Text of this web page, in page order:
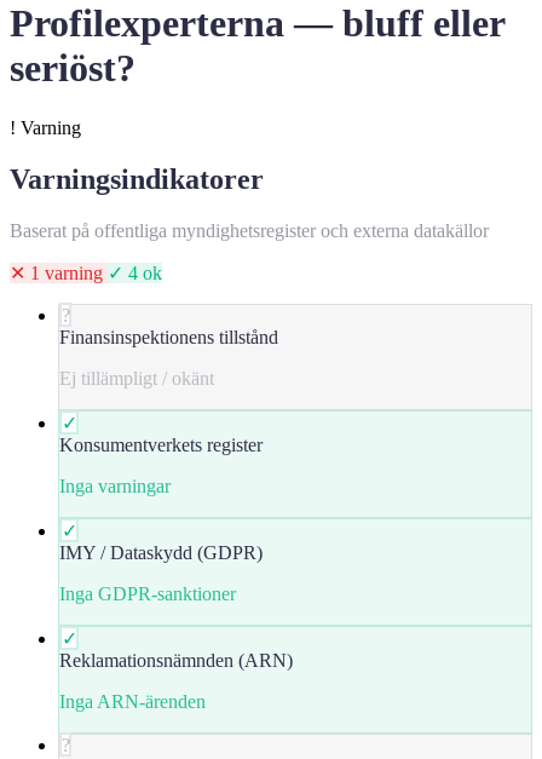
Profilexperterna — bluff eller
seriöst?
! Varning
Varningsindikatorer
Baserat på offentliga myndighetsregister och externa datakällor
✕ 1 varning ✓ 4 ok
?
Finansinspektionens tillstånd
Ej tillämpligt / okänt
✓
Konsumentverkets register
Inga varningar
✓
IMY / Dataskydd (GDPR)
Inga GDPR-sanktioner
✓
Reklamationsnämnden (ARN)
Inga ARN-ärenden
?